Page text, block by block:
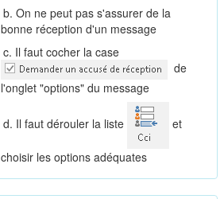
b. On ne peut pas s'assurer de la
bonne réception d'un message
c. Il faut cocher la case
de
l'onglet "options" du message
d. Il faut dérouler la liste et
choisir les options adéquates